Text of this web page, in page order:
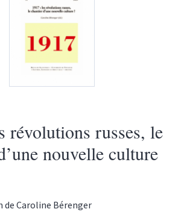
révolutions russes, le
nouvelle culture
de Caroline Bérenger